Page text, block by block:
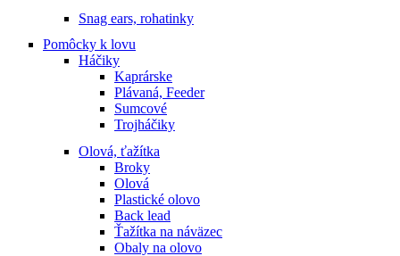
Snag ears, rohatinky
Pomôcky k lovu
Háčiky
Kaprárske
Plávaná, Feeder
Sumcové
Trojháčiky
Olová, ťažítka
Broky
Olová
Plastické olovo
Back lead
Ťažítka na náväzec
Obaly na olovo